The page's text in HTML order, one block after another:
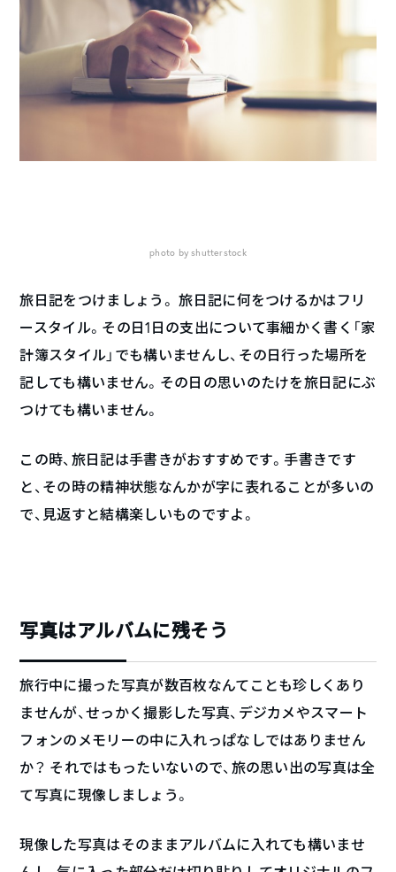
photo by shutterstock
旅日記をつけましょう。 旅日記に何をつけるかはフリ
ースタイル。その日1日の支出について事細かく書く「家
計簿スタイル」でも構いませんし、その日行った場所を
記しても構いません。その日の思いのたけを旅日記にぶ
つけても構いません。
この時、旅日記は手書きがおすすめです。手書きです
と、その時の精神状態なんかが字に表れることが多いの
で、見返すと結構楽しいものですよ。
写真はアルバムに残そう
旅行中に撮った写真が数百枚なんてことも珍しくあり
ませんが、せっかく撮影した写真、デジカメやスマート
フォンのメモリーの中に入れっぱなしではありません
か？ それではもったいないので、旅の思い出の写真は全
て写真に現像しましょう。
現像した写真はそのままアルバムに入れても構いませ